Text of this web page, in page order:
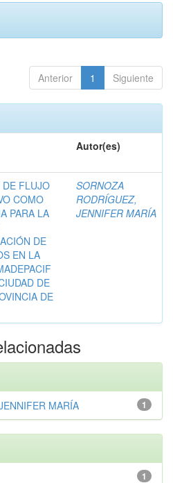
Anterior 1 Siguiente
Autor(es)
DE FLUJO
COMO
PARA LA
DE
EN LA
DE
DE
SORNOZA
RODRÍGUEZ,
JENNIFER MARÍA
1
MARÍA
1